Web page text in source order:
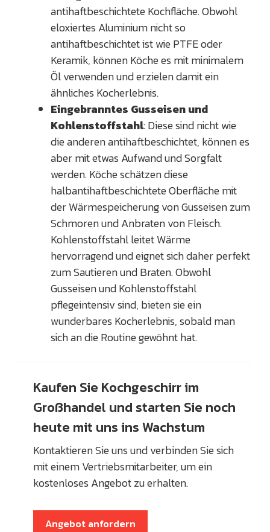
antihaftbeschichtete Kochfläche. Obwohl
eloxiertes Aluminium nicht so
antihaftbeschichtet ist wie PTFE oder
Keramik, können Köche es mit minimalem
Öl verwenden und erzielen damit ein
ähnliches Kocherlebnis.
Eingebranntes Gusseisen und
Kohlenstoffstahl: Diese sind nicht wie
die anderen antihaftbeschichtet, können es
aber mit etwas Aufwand und Sorgfalt
werden. Köche schätzen diese
halbantihaftbeschichtete Oberfläche mit
der Wärmespeicherung von Gusseisen zum
Schmoren und Anbraten von Fleisch.
Kohlenstoffstahl leitet Wärme
hervorragend und eignet sich daher perfekt
zum Sautieren und Braten. Obwohl
Gusseisen und Kohlenstoffstahl
pflegeintensiv sind, bieten sie ein
wunderbares Kocherlebnis, sobald man
sich an die Routine gewöhnt hat.
Kaufen Sie Kochgeschirr im
Großhandel und starten Sie noch
heute mit uns ins Wachstum
Kontaktieren Sie uns und verbinden Sie sich
mit einem Vertriebsmitarbeiter, um ein
kostenloses Angebot zu erhalten.
Angebot anfordern